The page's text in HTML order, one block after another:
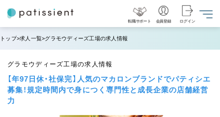
転職サポート 会員登録 ログイン
トップ 求人一覧 グラモウディーズ工場の求人情報
グラモウディーズ工場の求人情報
【年97日休・社保完】人気のマカロンブランドでパティシエ
募集！規定時間内で身につく専門性と成長企業の店舗経営
力